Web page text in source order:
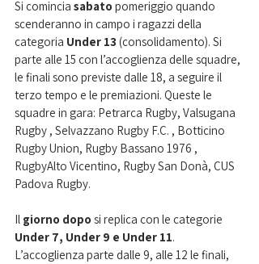
Si comincia sabato pomeriggio quando
scenderanno in campo i ragazzi della
categoria Under 13 (consolidamento). Si
parte alle 15 con l’accoglienza delle squadre,
le finali sono previste dalle 18, a seguire il
terzo tempo e le premiazioni. Queste le
squadre in gara: Petrarca Rugby, Valsugana
Rugby , Selvazzano Rugby F.C. , Botticino
Rugby Union, Rugby Bassano 1976 ,
RugbyAlto Vicentino, Rugby San Donà, CUS
Padova Rugby.
Il giorno dopo si replica con le categorie
Under 7, Under 9 e Under 11.
L’accoglienza parte dalle 9, alle 12 le finali,